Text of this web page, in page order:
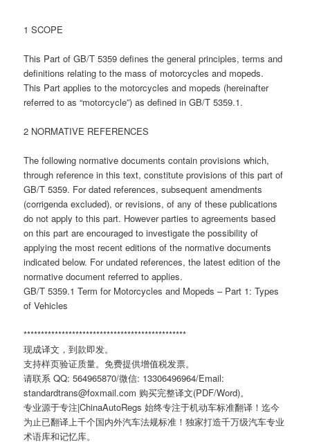
1 SCOPE
This Part of GB/T 5359 defines the general principles, terms and
definitions relating to the mass of motorcycles and mopeds.
This Part applies to the motorcycles and mopeds (hereinafter
referred to as “motorcycle”) as defined in GB/T 5359.1.
2 NORMATIVE REFERENCES
The following normative documents contain provisions which,
through reference in this text, constitute provisions of this part of
GB/T 5359. For dated references, subsequent amendments
(corrigenda excluded), or revisions, of any of these publications
do not apply to this part. However parties to agreements based
on this part are encouraged to investigate the possibility of
applying the most recent editions of the normative documents
indicated below. For undated references, the latest edition of the
normative document referred to applies.
GB/T 5359.1 Term for Motorcycles and Mopeds – Part 1: Types
of Vehicles
***********************************************
现成译文，到款即发。
支持样页验证质量。免费提供增值税发票。
请联系 QQ: 564965870/微信: 13306496964/Email:
standardtrans@foxmail.com 购买完整译文(PDF/Word)。
专业源于专注|ChinaAutoRegs 始终专注于机动车标准翻译！迄今
为止已翻译上千个国内外汽车法规标准！独家打造千万级汽车专业
术语库和记忆库。